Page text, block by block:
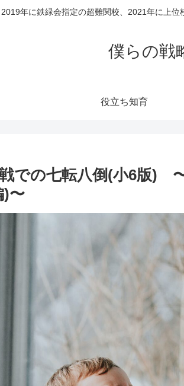
2019年に鉄緑会指定の超難関校、2021年に上
僕らの戦
役立ち知育
での七転八倒(小6版)
)〜